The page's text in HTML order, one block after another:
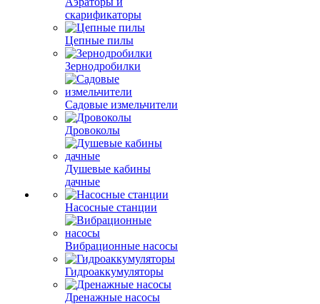
скарификаторы
Цепные пилы
Зернодробилки
Садовые измельчители
Дровоколы
Душевые кабины
дачные
Насосные станции
Вибрационные насосы
Гидроаккумуляторы
Дренажные насосы